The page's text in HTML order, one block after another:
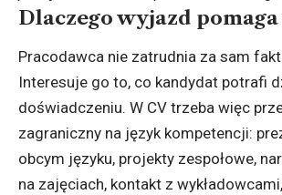
Dlaczego wyjazd pomaga
Pracodawca nie zatrudnia za sam
Interesuje go to, co kandydat potrafi
doświadczeniu. W CV trzeba więc
zagraniczny na język kompetencji:
obcym języku, projekty zespołowe,
na zajęciach, kontakt z